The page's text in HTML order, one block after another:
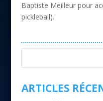
Baptiste Meilleur pour
pickleball).
ARTICLES